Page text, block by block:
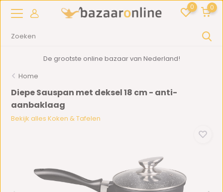
0 0
De grootste online bazaar van Nederland!
Home
Diepe Sauspan met deksel 18 cm - anti-
aanbaklaag
Bekijk alles Koken & Tafelen